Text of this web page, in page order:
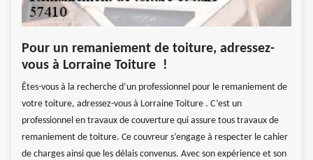
Pour un remaniement de toiture, adressez-
vous à Lorraine Toiture !
Êtes-vous à la recherche d’un professionnel pour le remaniement de
votre toiture, adressez-vous à Lorraine Toiture . C’est un
professionnel en travaux de couverture qui assure tous travaux de
remaniement de toiture. Ce couvreur s’engage à respecter le cahier
de charges ainsi que les délais convenus. Avec son expérience et son